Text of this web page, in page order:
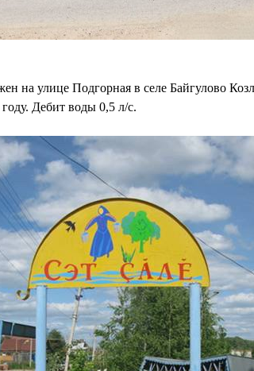
на улице Подгорная в селе Байгулово
Дебит воды 0,5 л/с.